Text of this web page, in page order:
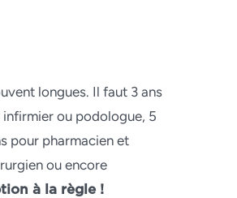
longues. Il faut 3 ans
ou podologue, 5
pour pharmacien et
ou encore
à la règle !